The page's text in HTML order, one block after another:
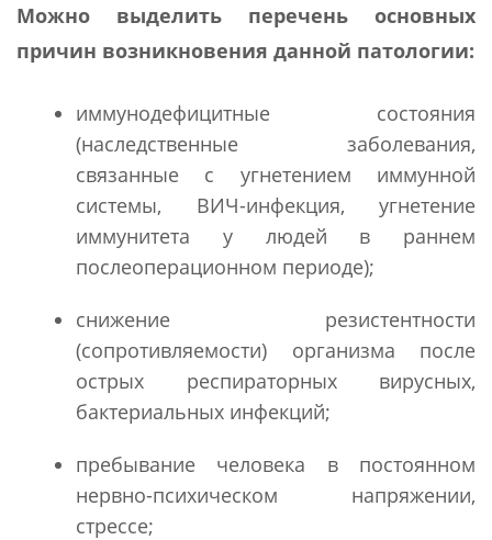
Можно выделить перечень основных
причин возникновения данной патологии:
иммунодефицитные состояния
(наследственные заболевания,
связанные с угнетением иммунной
системы, ВИЧ-инфекция, угнетение
иммунитета у людей в раннем
послеоперационном периоде);
снижение резистентности
(сопротивляемости) организма после
острых респираторных вирусных,
бактериальных инфекций;
пребывание человека в постоянном
нервно-психическом напряжении,
стрессе;